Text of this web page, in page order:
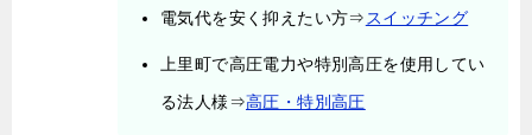
電気代を安く抑えたい方⇒ スイッチング
上里町で高圧電力や特別高圧を使用してい
る法人様⇒高圧・特別高圧